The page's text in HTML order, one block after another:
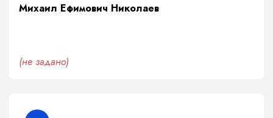
Михаил Ефимович Николаев
(не задано)